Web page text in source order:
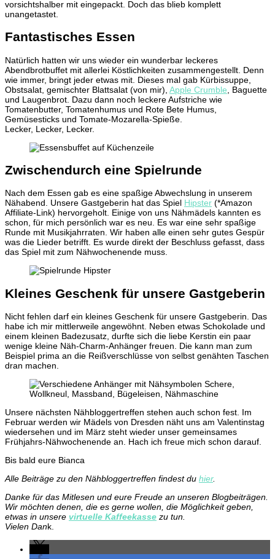
vorsichtshalber mit eingepackt. Doch das blieb komplett
unangetastet.
Fantastisches Essen
Natürlich hatten wir uns wieder ein wunderbar leckeres
Abendbrotbuffet mit allerlei Köstlichkeiten zusammengestellt. Denn
wie immer, bringt jeder etwas mit. Dieses mal gab Kürbissuppe,
Obstsalat, gemischter Blattsalat (von mir), Apple Crumble , Baguette
und Laugenbrot. Dazu dann noch leckere Aufstriche wie
Tomatenbutter, Tomatenhumus und Rote Bete Humus,
Gemüsesticks und Tomate-Mozarella-Spieße.
Lecker, Lecker, Lecker.
Zwischendurch eine Spielrunde
Nach dem Essen gab es eine spaßige Abwechslung in unserem
Nähabend. Unsere Gastgeberin hat das Spiel Hipster (*Amazon
Affiliate-Link) hervorgeholt. Einige von uns Nähmädels kannten es
schon, für mich persönlich war es neu. Es war eine sehr spaßige
Runde mit Musikjahrraten. Wir haben alle einen sehr gutes Gespür
was die Lieder betrifft. Es wurde direkt der Beschluss gefasst, dass
das Spiel mit zum Nähwochenende muss.
Kleines Geschenk für unsere Gastgeberin
Nicht fehlen darf ein kleines Geschenk für unsere Gastgeberin. Das
habe ich mir mittlerweile angewöhnt. Neben etwas Schokolade und
einem kleinen Badezusatz, durfte sich die liebe Kerstin ein paar
wenige kleine Näh-Charm-Anhänger freuen. Die kann man zum
Beispiel prima an die Reißverschlüsse von selbst genähten Taschen
dran machen.
Unsere nächsten Nähbloggertreffen stehen auch schon fest. Im
Februar werden wir Mädels von Dresden näht uns am Valentinstag
wiedersehen und im März steht wieder unser gemeinsames
Frühjahrs-Nähwochenende an. Hach ich freue mich schon darauf.
Bis bald eure Bianca
Alle Beiträge zu den Nähbloggertreffen findest du hier.
Danke für das Mitlesen und eure Freude an unseren Blogbeiträgen.
Wir möchten denen, die es gerne wollen, die Möglichkeit geben,
etwas in unsere virtuelle Kaffeekasse zu tun.
Vielen Dank.